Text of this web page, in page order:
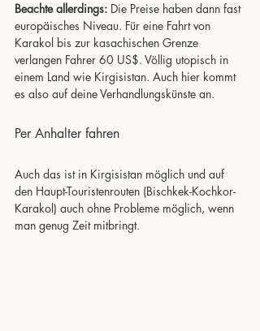
Beachte allerdings: Die Preise haben dann fast
europäisches Niveau. Für eine Fahrt von
Karakol bis zur kasachischen Grenze
verlangen Fahrer 60 US$. Völlig utopisch in
einem Land wie Kirgisistan. Auch hier kommt
es also auf deine Verhandlungskünste an.
Per Anhalter fahren
Auch das ist in Kirgisistan möglich und auf
den Haupt-Touristenrouten (Bischkek-Kochkor-
Karakol) auch ohne Probleme möglich, wenn
man genug Zeit mitbringt.